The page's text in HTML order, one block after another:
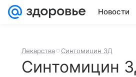
Новости
Лекарства Синтомицин ЗД
Синтомицин